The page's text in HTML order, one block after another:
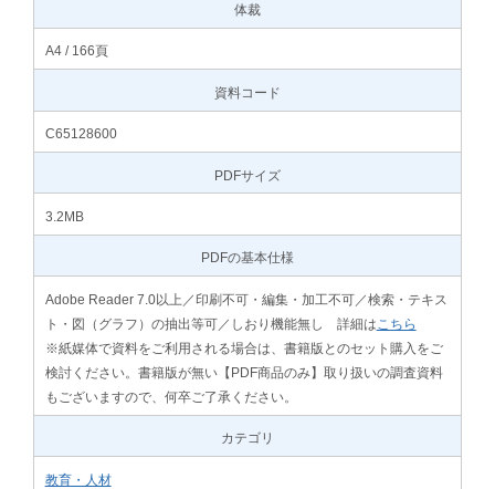
体裁
A4 / 166頁
資料コード
C65128600
PDFサイズ
3.2MB
PDFの基本仕様
Adobe Reader 7.0以上／印刷不可・編集・加工不可／検索・テキス
ト・図（グラフ）の抽出等可／しおり機能無し 詳細は こちら
※紙媒体で資料をご利用される場合は、書籍版とのセット購入をご
検討ください。書籍版が無い【PDF商品のみ】取り扱いの調査資料
もございますので、何卒ご了承ください。
カテゴリ
教育・人材